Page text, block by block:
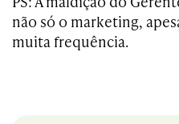
não só o marketing,
muita frequência.